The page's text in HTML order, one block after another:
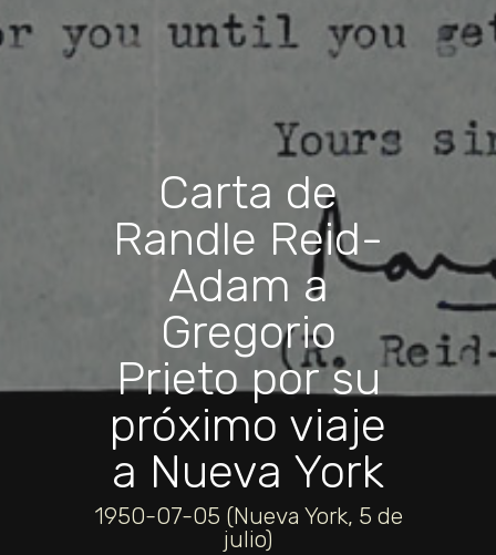
Carta de
Randle Reid-
Adam a
Gregorio
Prieto por su
próximo viaje
a Nueva York
1950-07-05 (Nueva York, 5 de
julio)